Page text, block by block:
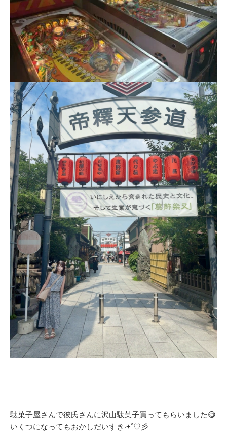
駄菓子屋さんで彼氏さんに沢山駄菓子買ってもらいました😋
いくつになってもおかしだいすき‧+˚♡彡